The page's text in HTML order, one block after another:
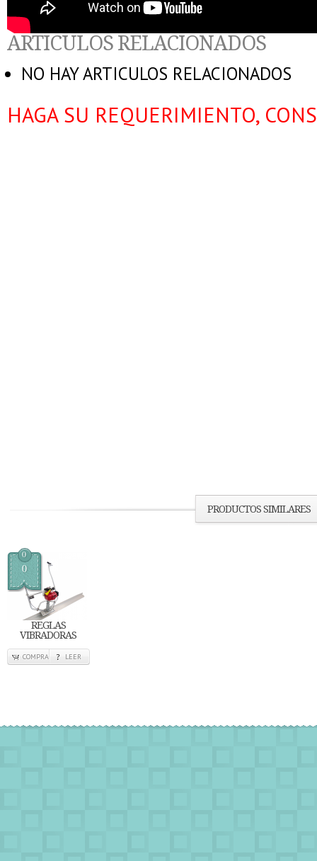
ARTICULOS RELACIONADOS
NO HAY ARTICULOS RELACIONADOS
HAGA SU REQUERIMIENTO,
PRODUCTOS SIMILARES
0
0
REGLAS
VIBRADORAS
COMPRA LEER